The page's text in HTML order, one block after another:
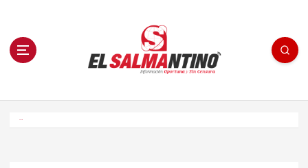
n El Salmantino - medios/noticias/editorial